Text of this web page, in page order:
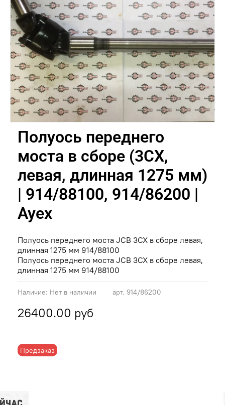
арт. 914/86200
Наличие: Нет в наличии
Предзаказ
Полуось переднего
моста в сборе (3CX,
левая, длинная 1275 мм)
| 914/88100, 914/86200 |
Ayex
26400.00 руб
Полуось переднего моста JCB 3CX в сборе левая,
длинная 1275 мм 914/88100
Полуось переднего моста JCB 3CX в сборе левая,
длинная 1275 мм 914/88100